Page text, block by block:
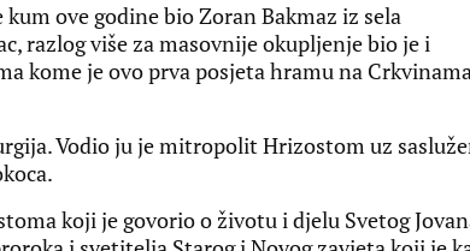
ove godine bio Zoran Bakmaz iz sela
razlog više za masovnije okupljenje bio je i
kome je ovo prva posjeta hramu na
Vodio ju je mitropolit Hrizostom uz
koji je govorio o životu i djelu Svetog